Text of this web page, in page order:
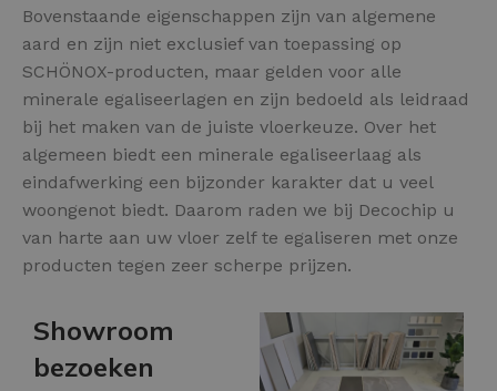
Bovenstaande eigenschappen zijn van algemene
aard en zijn niet exclusief van toepassing op
SCHÖNOX-producten, maar gelden voor alle
minerale egaliseerlagen en zijn bedoeld als leidraad
bij het maken van de juiste vloerkeuze. Over het
algemeen biedt een minerale egaliseerlaag als
eindafwerking een bijzonder karakter dat u veel
woongenot biedt. Daarom raden we bij Decochip u
van harte aan uw vloer zelf te egaliseren met onze
producten tegen zeer scherpe prijzen.
Showroom
bezoeken